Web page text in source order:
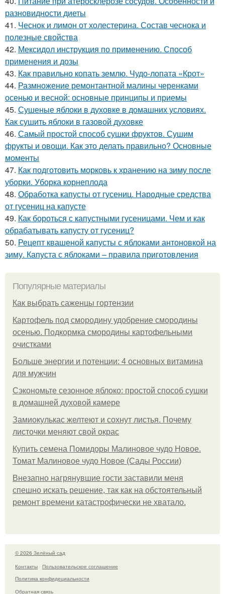
разновидности диеты
41. Чеснок и лимон от холестерина. Состав чеснока и
полезные свойства
42. Мексидол инструкция по применению. Способ
применения и дозы
43. Как правильно копать землю. Чудо-лопата «Крот»
44. Размножение ремонтантной малины черенками
осенью и весной: основные принципы и приемы
45. Сушеные яблоки в духовке в домашних условиях.
Как сушить яблоки в газовой духовке
46. Самый простой способ сушки фруктов. Сушим
фрукты и овощи. Как это делать правильно? Основные
моменты
47. Как подготовить морковь к хранению на зиму после
уборки. Уборка корнеплода
48. Обработка капусты от гусениц. Народные средства
от гусениц на капусте
49. Как бороться с капустными гусеницами. Чем и как
обрабатывать капусту от гусениц?
50. Рецепт квашеной капусты с яблоками антоновкой на
зиму. Капуста с яблоками – правила приготовления
Популярные материалы
Как выбрать саженцы гортензии
Картофель под смородину удобрение смородины
осенью. Подкормка смородины картофельными
очистками
Больше энергии и потенции: 4 основных витамина
для мужчин
Сэкономьте сезонное яблоко: простой способ сушки
в домашней духовой камере
Замиокулькас желтеют и сохнут листья. Почему
листочки меняют свой окрас
Купить семена Помидоры Малиновое чудо Новое.
Томат Малиновое чудо Новое (Сады России)
Внезапно нагрянувшие гости заставили меня
спешно искать решение, так как на обстоятельный
ремонт времени катастрофически не хватало.
© 2026 Зелёный сад
Контакты
Пользовательское соглашение
Политика конфидециальности
Обратная связь